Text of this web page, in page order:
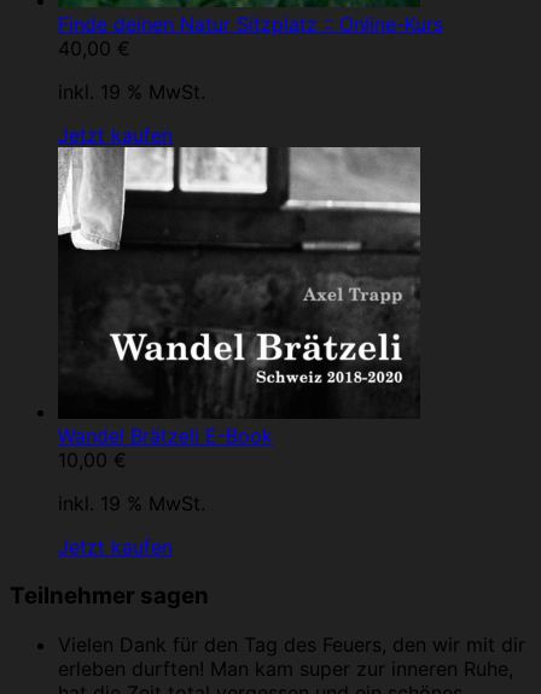
Finde deinen Natur Sitzplatz :: Online-Kurs
40,00 €
inkl. 19 % MwSt.
Jetzt kaufen
Wandel Brätzeli E-Book
10,00 €
inkl. 19 % MwSt.
Jetzt kaufen
Teilnehmer sagen
Vielen Dank für den Tag des Feuers, den wir mit dir
erleben durften! Man kam super zur inneren Ruhe,